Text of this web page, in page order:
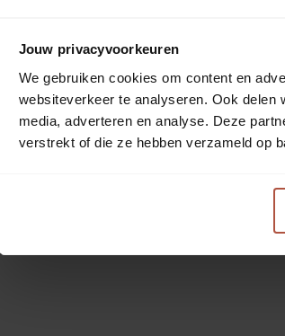
Jouw privacyvoorkeuren
We gebruiken cookies om content en
websiteverkeer te analyseren. Ook
media, adverteren en analyse. Deze
verstrekt of die ze hebben verzameld op